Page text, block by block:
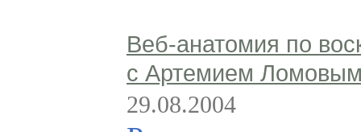
Веб-анатомия по
с Артемием
29.08.2004